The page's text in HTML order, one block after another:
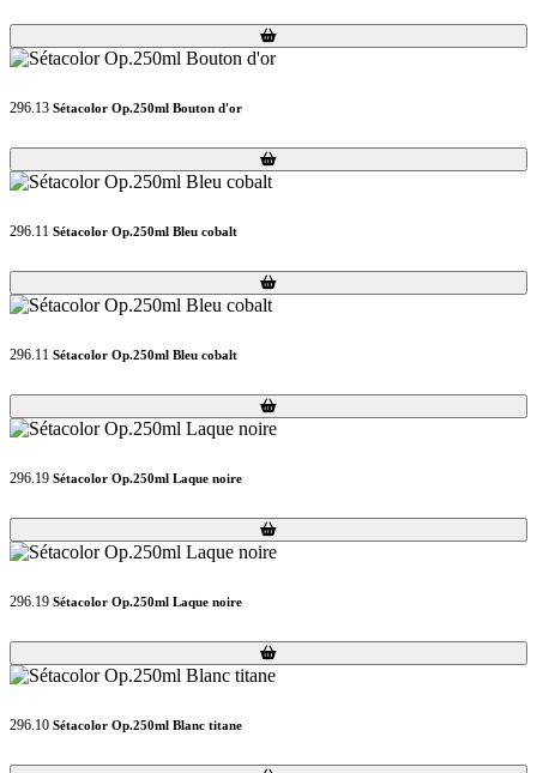
Loading...
Loading...
296.13 Sétacolor Op.250ml Bouton d'or
Loading...
Loading...
296.11 Sétacolor Op.250ml Bleu cobalt
Loading...
Loading...
296.11 Sétacolor Op.250ml Bleu cobalt
Loading...
Loading...
296.19 Sétacolor Op.250ml Laque noire
Loading...
Loading...
296.19 Sétacolor Op.250ml Laque noire
Loading...
Loading...
296.10 Sétacolor Op.250ml Blanc titane